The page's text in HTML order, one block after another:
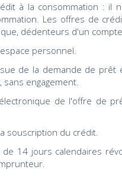
à la consommation : il
Les offres de
dédenteurs d'un
personnel.
de la demande de prêt
engagement.
de l'offre de
souscription du crédit.
14 jours calendaires